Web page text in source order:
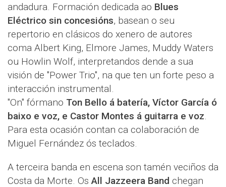
andadura. Formación dedicada ao Blues
Eléctrico sin concesións, basean o seu
repertorio en clásicos do xenero de autores
coma Albert King, Elmore James, Muddy Waters
ou Howlin Wolf, interpretandos dende a sua
visión de "Power Trio", na que ten un forte peso a
interacción instrumental.
"On" fórmano Ton Bello á batería, Víctor García ó
baixo e voz, e Castor Montes á guitarra e voz.
Para esta ocasión contan ca colaboración de
Miguel Fernández ós teclados.
A terceira banda en escena son tamén veciños da
Costa da Morte. OsAll Jazzeera Band chegan